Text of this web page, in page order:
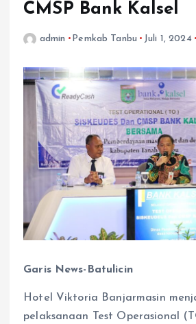
CMSP Bank Kalsel
admin Pemkab Tanbu Juli 1, 2024
Garis News-Batulicin
Hotel Viktoria Banjarmasin
pelaksanaan Test Operasional